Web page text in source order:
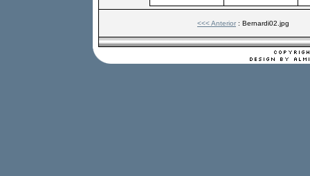
<<< Anterior : Bernardi02.jpg